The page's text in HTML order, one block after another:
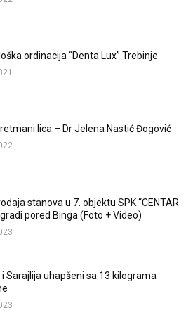
ordinacija “Denta Lux” Trebinje
lica – Dr Jelena Nastić Đogović
stanova u 7. objektu SPK “CENTAR
pored Binga (Foto + Video)
Sarajlija uhapšeni sa 13 kilograma